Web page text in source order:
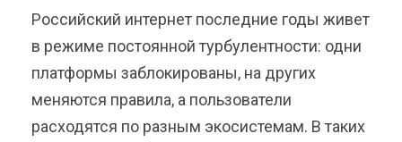
Российский интернет последние годы живет
в режиме постоянной турбулентности: одни
платформы заблокированы, на других
меняются правила, а пользователи
расходятся по разным экосистемам. В таких